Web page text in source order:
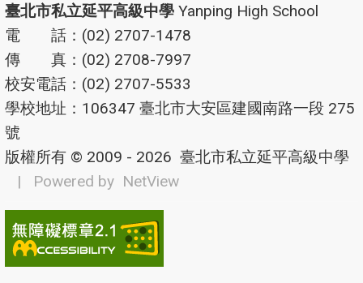
臺北市私立延平高級中學 Yanping High School
電 話：(02) 2707-1478
傳 真：(02) 2708-7997
校安電話：(02) 2707-5533
學校地址：106347 臺北市大安區建國南路一段 275
號
版權所有 © 2009 - 2026 臺北市私立延平高級中學
| Powered by NetView